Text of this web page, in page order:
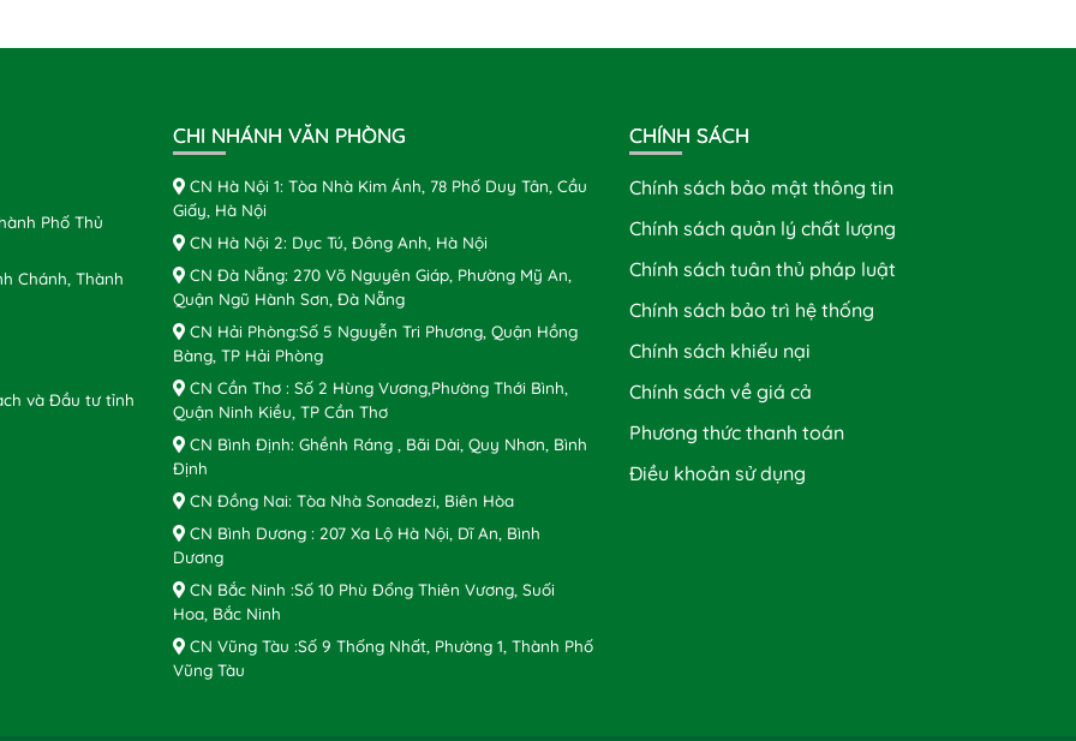
Phố Thủ
Chánh, Thành
và Đầu tư tỉnh
CHI NHÁNH VĂN PHÒNG
CN Hà Nội 1: Tòa Nhà Kim Ánh, 78 Phố Duy Tân, Cầu
Giấy, Hà Nội
CN Hà Nội 2: Dục Tú, Đông Anh, Hà Nội
CN Đà Nẵng: 270 Võ Nguyên Giáp, Phường Mỹ An,
Quận Ngũ Hành Sơn, Đà Nẵng
CN Hải Phòng:Số 5 Nguyễn Tri Phương, Quận Hồng
Bàng, TP Hải Phòng
CN Cần Thơ : Số 2 Hùng Vương,Phường Thới Bình,
Quận Ninh Kiều, TP Cần Thơ
CN Bình Định: Ghềnh Ráng , Bãi Dài, Quy Nhơn, Bình
Định
CN Đồng Nai: Tòa Nhà Sonadezi, Biên Hòa
CN Bình Dương : 207 Xa Lộ Hà Nội, Dĩ An, Bình
Dương
CN Bắc Ninh :Số 10 Phù Đổng Thiên Vương, Suối
Hoa, Bắc Ninh
CN Vũng Tàu :Số 9 Thống Nhất, Phường 1, Thành Phố
Vũng Tàu
CHÍNH SÁCH
Chính sách bảo mật thông tin
Chính sách quản lý chất lượng
Chính sách tuân thủ pháp luật
Chính sách bảo trì hệ thống
Chính sách khiếu nại
Chính sách về giá cả
Phương thức thanh toán
Điều khoản sử dụng